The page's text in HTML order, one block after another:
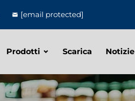
[email protected]
Prodotti Scarica Notizie